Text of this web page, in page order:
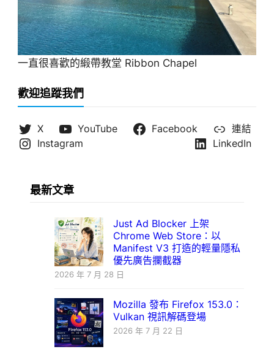
一直很喜歡的緞帶教堂 Ribbon Chapel
歡迎追蹤我們
X YouTube Facebook
連結
Instagram
LinkedIn
最新文章
Just Ad Blocker 上架
Chrome Web Store：以
Manifest V3 打造的輕量隱私
優先廣告攔截器
2026 年 7 月 28 日
Mozilla 發布 Firefox 153.0：
Vulkan 視訊解碼登場
2026 年 7 月 22 日